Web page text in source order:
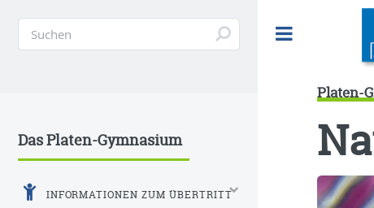
Platen-
Das Platen-Gymnasium
INFORMATIONEN ZUM ÜBERTRITT